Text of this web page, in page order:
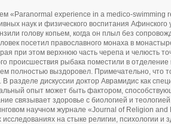
«Paranormal experience in a medico-swimming
наук и физического воспитания Афинского
голову копьем, когда он плыл без
посетил православного монаха в
при этом верхнюю часть черепа и челюсть
происшествия рыбака поместили в
полностью выздоровел. Примечательно, что
разделе дискуссии доктор Аврамидис как
опыт может быть фактором,
связывает здоровье с биологией и
научном журнале «Journal of Religion
на стыке религии, психологии и